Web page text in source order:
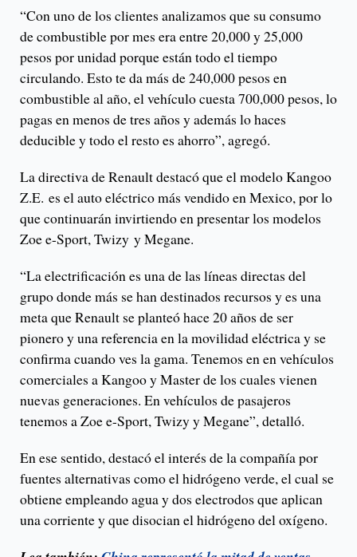
“Con uno de los clientes analizamos que su consumo
de combustible por mes era entre 20,000 y 25,000
pesos por unidad porque están todo el tiempo
circulando. Esto te da más de 240,000 pesos en
combustible al año, el vehículo cuesta 700,000 pesos, lo
pagas en menos de tres años y además lo haces
deducible y todo el resto es ahorro”, agregó.
La directiva de Renault destacó que el modelo Kangoo
Z.E. es el auto eléctrico más vendido en Mexico, por lo
que continuarán invirtiendo en presentar los modelos
Zoe e-Sport, Twizy y Megane.
“La electrificación es una de las líneas directas del
grupo donde más se han destinados recursos y es una
meta que Renault se planteó hace 20 años de ser
pionero y una referencia en la movilidad eléctrica y se
confirma cuando ves la gama. Tenemos en en vehículos
comerciales a Kangoo y Master de los cuales vienen
nuevas generaciones. En vehículos de pasajeros
tenemos a Zoe e-Sport, Twizy y Megane”, detalló.
En ese sentido, destacó el interés de la compañía por
fuentes alternativas como el hidrógeno verde, el cual se
obtiene empleando agua y dos electrodos que aplican
una corriente y que disocian el hidrógeno del oxígeno.